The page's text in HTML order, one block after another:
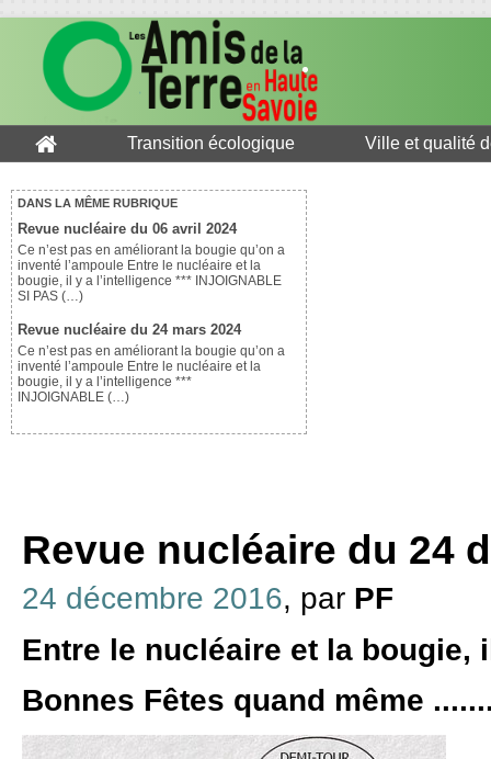
Transition écologique Ville et qualité
DANS LA MÊME RUBRIQUE
Revue nucléaire du 06 avril 2024
Ce n’est pas en améliorant la bougie qu’on a
inventé l’ampoule Entre le nucléaire et la
bougie, il y a l’intelligence *** INJOIGNABLE
SI PAS (…)
Revue nucléaire du 24 mars 2024
Ce n’est pas en améliorant la bougie qu’on a
inventé l’ampoule Entre le nucléaire et la
bougie, il y a l’intelligence ***
INJOIGNABLE (…)
Revue nucléaire du 24
24 décembre 2016, par PF
Entre le nucléaire et la bougie,
Bonnes Fêtes quand même